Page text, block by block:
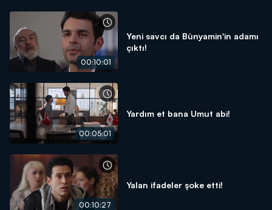
00:10:01
Yeni savcı da Bünyamin'in adamı
çıktı!
00:05:01
Yardım et bana Umut abi!
00:10:27
Yalan ifadeler şoke etti!